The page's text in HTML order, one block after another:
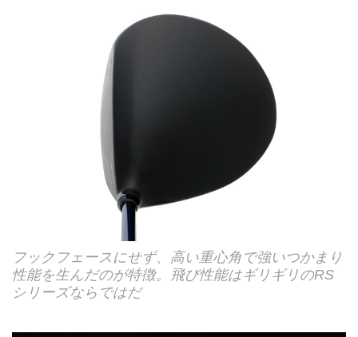
フックフェースにせず、高い重心角で強いつかまり
性能を生んだのが特徴。飛び性能はギリギリのRS
シリーズならではだ